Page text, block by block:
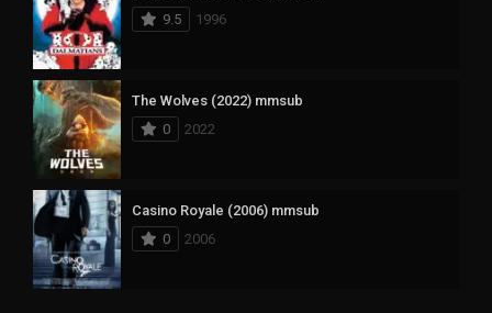
9.5
1996
The Wolves (2022) mmsub
0
2022
Casino Royale (2006) mmsub
0
2006